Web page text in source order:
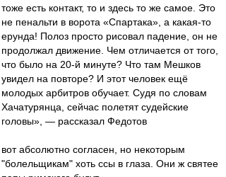
тоже есть контакт, то и здесь то же самое. Это
не пенальти в ворота «Спартака», а какая-то
ерунда! Полоз просто рисовал падение, он не
продолжал движение. Чем отличается от того,
что было на 20-й минуте? Что там Мешков
увидел на повторе? И этот человек ещё
молодых арбитров обучает. Судя по словам
Хачатурянца, сейчас полетят судейские
головы», — рассказал Федотов
вот абсолютно согласен, но некоторым
"болельщикам" хоть ссы в глаза. Они ж святее